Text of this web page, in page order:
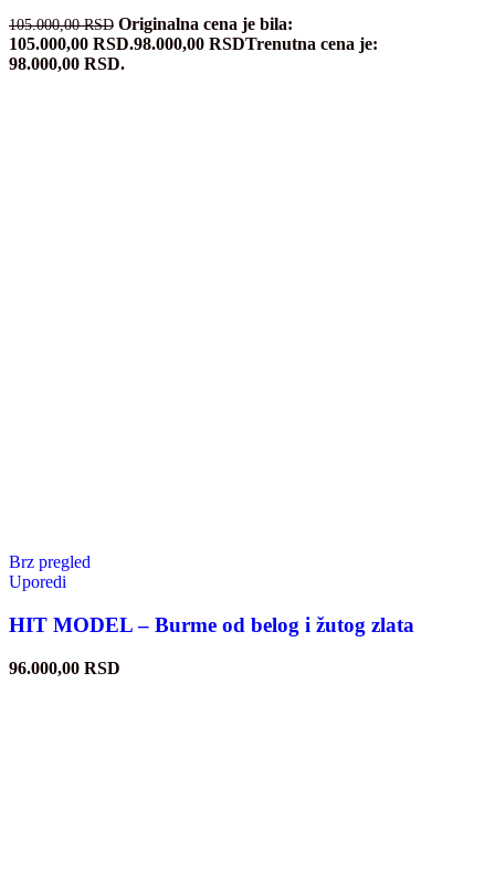
105.000,00RSD Originalna cena je bila:
105.000,00 RSD.98.000,00 RSDTrenutna cena je:
98.000,00 RSD.
Brz pregled
Uporedi
HIT MODEL – Burme od belog i žutog zlata
96.000,00 RSD